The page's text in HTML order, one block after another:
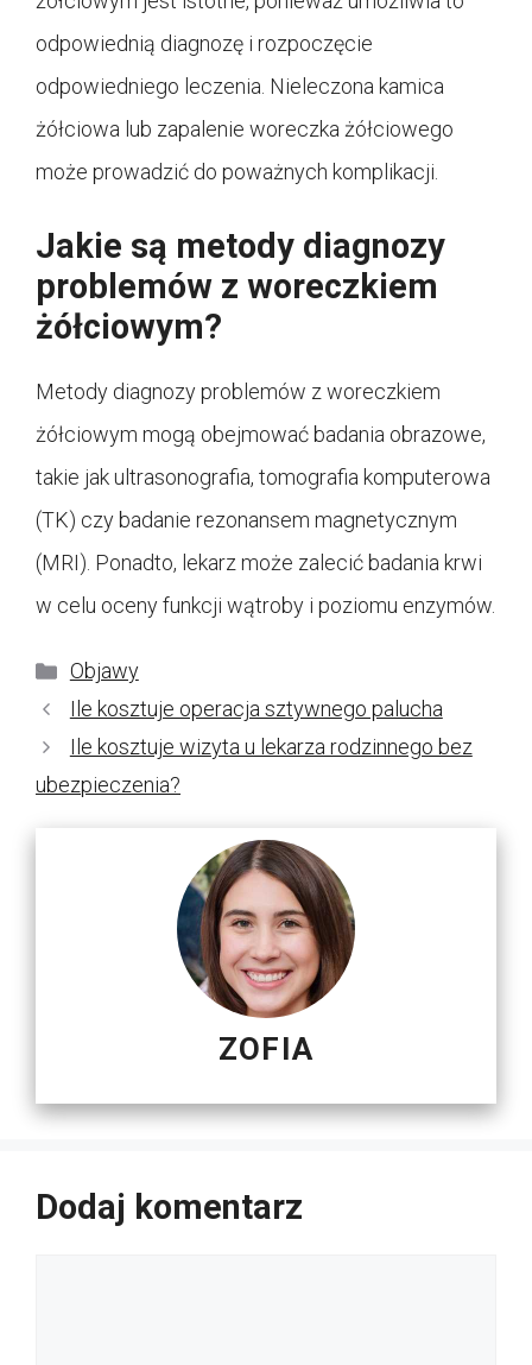
odpowiednią diagnozę i rozpoczęcie
odpowiedniego leczenia. Nieleczona kamica
żółciowa lub zapalenie woreczka żółciowego
może prowadzić do poważnych komplikacji.
Jakie są metody diagnozy
problemów z woreczkiem
żółciowym?
Metody diagnozy problemów z woreczkiem
żółciowym mogą obejmować badania obrazowe,
takie jak ultrasonografia, tomografia komputerowa
(TK) czy badanie rezonansem magnetycznym
(MRI). Ponadto, lekarz może zalecić badania krwi
w celu oceny funkcji wątroby i poziomu enzymów.
Kategorie
Objawy
Ile kosztuje operacja sztywnego palucha
Ile kosztuje wizyta u lekarza rodzinnego bez
ubezpieczenia?
ZOFIA
Dodaj komentarz